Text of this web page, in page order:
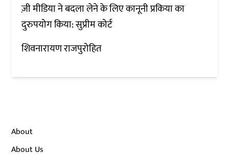
ज़ी मीडिया ने बदला लेने के लिए कानूनी प्रकिया का
दुरुपयोग किया: सुप्रीम कोर्ट
शिवनारायण राजपुरोहित
About
About Us